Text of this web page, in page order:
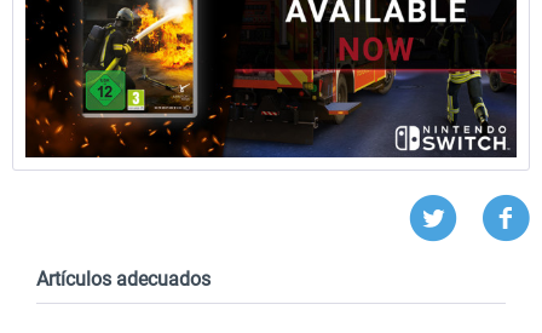
Artículos adecuados